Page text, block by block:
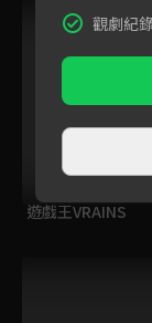
遊戲王VRAINS
觀劇紀